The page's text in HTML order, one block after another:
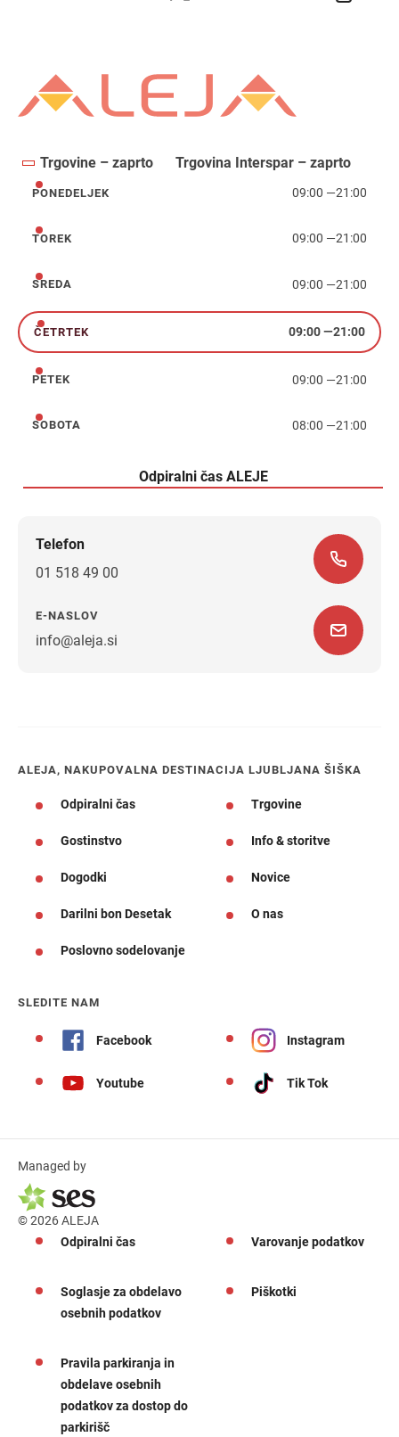
Trgovine – zaprto Trgovina Interspar – zaprto
ponedeljek
PONEDELJEK 09:00 —21:00
torek
TOREK 09:00 —21:00
sreda
SREDA 09:00 —21:00
četrtek
ČETRTEK 09:00—21:00
petek
PETEK 09:00 —21:00
sobota
SOBOTA 08:00 —21:00
Odpiralni čas ALEJE
Telefon
01 518 49 00
E-NASLOV
info@aleja.si
ALEJA, NAKUPOVALNA DESTINACIJA LJUBLJANA ŠIŠKA
Odpiralni čas Trgovine
Gostinstvo Info & storitve
Dogodki Novice
Darilni bon Desetak O nas
Poslovno sodelovanje
SLEDITE NAM
Facebook Instagram
Youtube Tik Tok
Managed by
© 2026 ALEJA
Odpiralni čas
Varovanje podatkov
Soglasje za obdelavo
osebnih podatkov
Piškotki
Pravila parkiranja in
obdelave osebnih
podatkov za dostop do
parkirišč